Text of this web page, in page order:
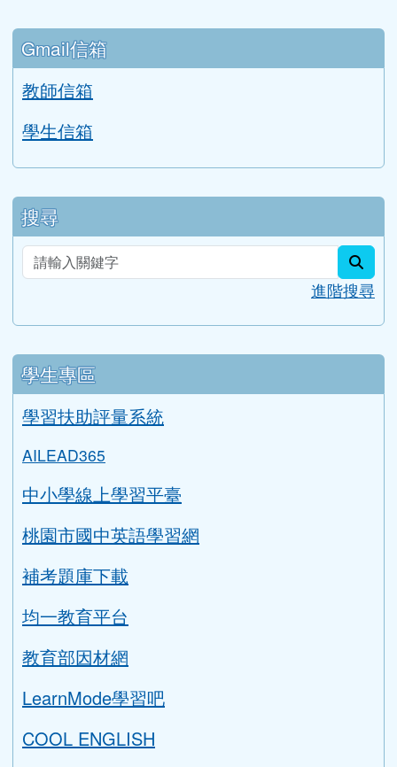
Gmail信箱
教師信箱
學生信箱
搜尋
進階搜尋
學生專區
學習扶助評量系統
AILEAD365
中小學線上學習平臺
桃園市國中英語學習網
補考題庫下載
均一教育平台
教育部因材網
LearnMode學習吧
COOL ENGLISH